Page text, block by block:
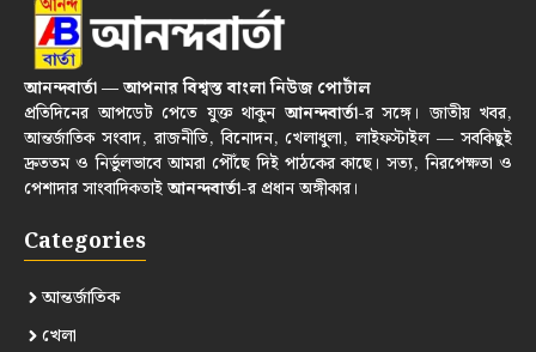
আনন্দবার্তা — আপনার বিশ্বস্ত বাংলা নিউজ পোর্টাল
প্রতিদিনের আপডেট পেতে যুক্ত থাকুনআনন্দবার্তা-র সঙ্গে। জাতীয় খবর,
আন্তর্জাতিক সংবাদ, রাজনীতি, বিনোদন, খেলাধুলা, লাইফস্টাইল — সবকিছুই
দ্রুততম ও নির্ভুলভাবে আমরা পৌঁছে দিই পাঠকের কাছে। সত্য, নিরপেক্ষতা ও
পেশাদার সাংবাদিকতাইআনন্দবার্তা-র প্রধান অঙ্গীকার।
Categories
আন্তর্জাতিক
খেলা